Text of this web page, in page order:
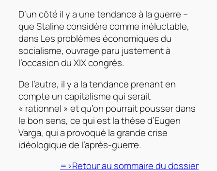
D’un côté il y a une tendance à la guerre –
que Staline considère comme inéluctable,
dans Les problèmes économiques du
socialisme, ouvrage paru justement à
l’occasion du XIX congrès.
De l’autre, il y a la tendance prenant en
compte un capitalisme qui serait
« rationnel » et qu’on pourrait pousser dans
le bon sens, ce qui est la thèse d’Eugen
Varga, qui a provoqué la grande crise
idéologique de l’après-guerre.
=>Retour au sommaire du dossier